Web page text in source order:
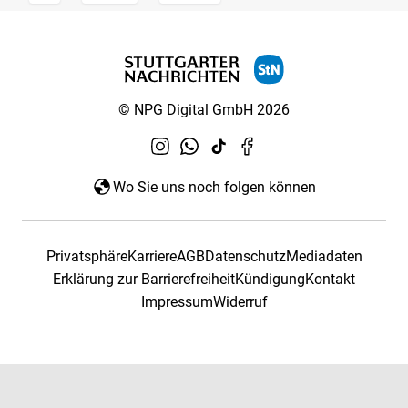
© NPG Digital GmbH 2026
Wo Sie uns noch folgen können
PrivatsphäreKarriereAGBDatenschutzMediadaten
Erklärung zur BarrierefreiheitKündigungKontakt
ImpressumWiderruf